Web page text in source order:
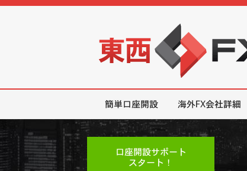
簡単口座開設 海外FX会社詳細
口座開設サポート
スタート！